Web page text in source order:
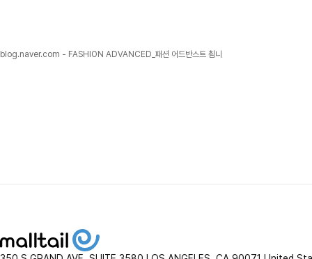
blog.naver.com - FASHION ADVANCED_패션 어드반스트 쵬니